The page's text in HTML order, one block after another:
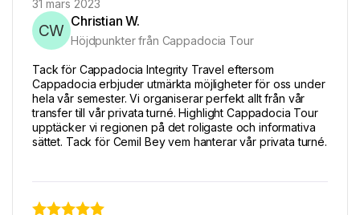
31 mars 2023
CW
Christian W.
Höjdpunkter från Cappadocia Tour
Tack för Cappadocia Integrity Travel eftersom
Cappadocia erbjuder utmärkta möjligheter för oss under
hela vår semester. Vi organiserar perfekt allt från vår
transfer till vår privata turné. Highlight Cappadocia Tour
upptäcker vi regionen på det roligaste och informativa
sättet. Tack för Cemil Bey vem hanterar vår privata turné.